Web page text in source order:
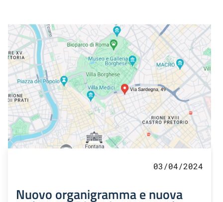
03/04/2024
Nuovo organigramma e nuova